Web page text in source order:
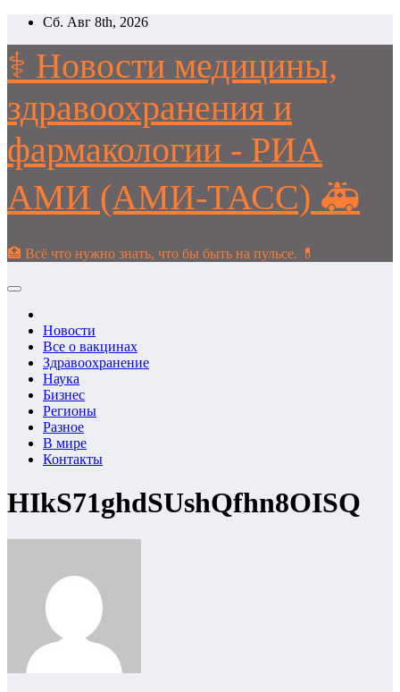
Перейти
содержимому
Сб. Авг 8th, 2026
⚕️ Новости медицины,
здравоохранения и
фармакологии - РИА
АМИ (АМИ-ТАСС) 🚑
🏥 Всё что нужно знать, что бы быть на пульсе. 💊
Новости
Все о вакцинах
Здравоохранение
Наука
Бизнес
Регионы
Разное
В мире
Контакты
HIkS71ghdSUshQfhn8OISQ